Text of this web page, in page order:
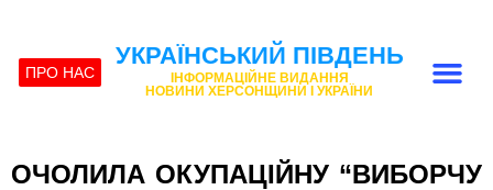
ПРО НАС
УКРАЇНСЬКИЙ ПІВДЕНЬ
ІНФОРМАЦІЙНЕ ВИДАННЯ
НОВИНИ ХЕРСОНЩИНИ І УКРАЇНИ
ОЧОЛИЛА ОКУПАЦІЙНУ “ВИБОРЧУ